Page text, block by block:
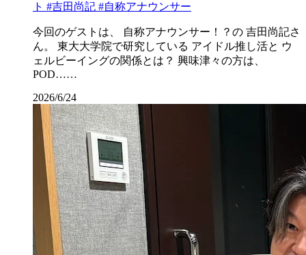
ト #吉田尚記 #自称アナウンサー
今回のゲストは、 自称アナウンサー！？の 吉田尚記さ
ん。 東大大学院で研究している アイドル推し活と ウ
ェルビーイングの関係とは？ 興味津々の方は、
POD……
2026/6/24